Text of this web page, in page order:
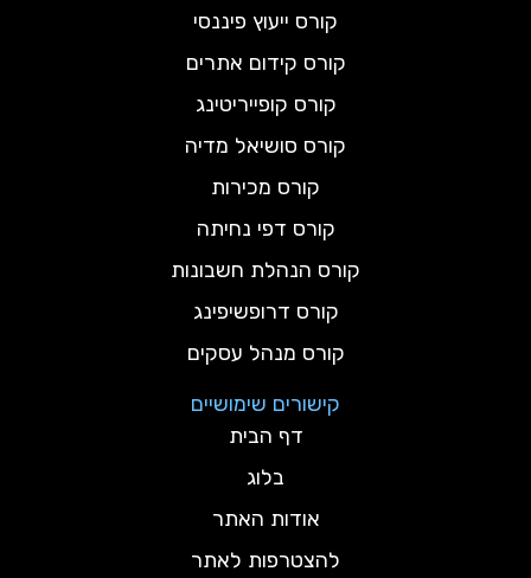
קורס ייעוץ פיננסי
קורס קידום אתרים
קורס קופייריטינג
קורס סושיאל מדיה
קורס מכירות
קורס דפי נחיתה
קורס הנהלת חשבונות
קורס דרופשיפינג
קורס מנהל עסקים
קישורים שימושיים
דף הבית
בלוג
אודות האתר
להצטרפות לאתר